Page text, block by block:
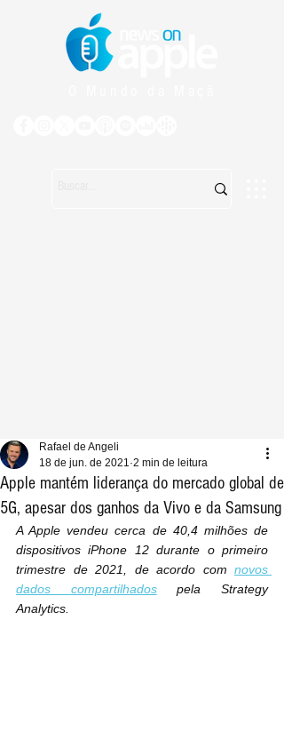
Apple mantém liderança do mercado global de
5G, apesar dos ganhos da Vivo e da Samsung
Rafael de Angeli
18 de jun. de 2021 2 min de leitura
A Apple vendeu cerca de 40,4 milhões de
dispositivos iPhone 12 durante o primeiro
trimestre de 2021, de acordo com novos
dados compartilhados pela Strategy
Analytics.